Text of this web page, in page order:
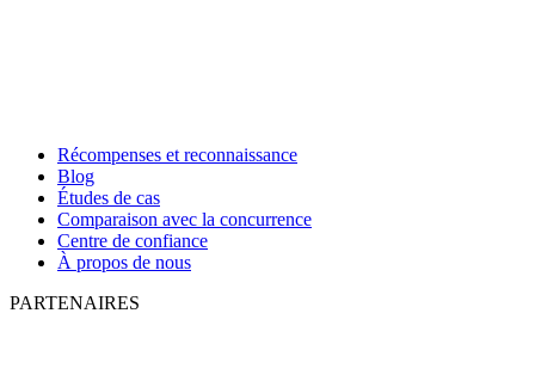
Récompenses et reconnaissance
Blog
Études de cas
Comparaison avec la concurrence
Centre de confiance
À propos de nous
PARTENAIRES